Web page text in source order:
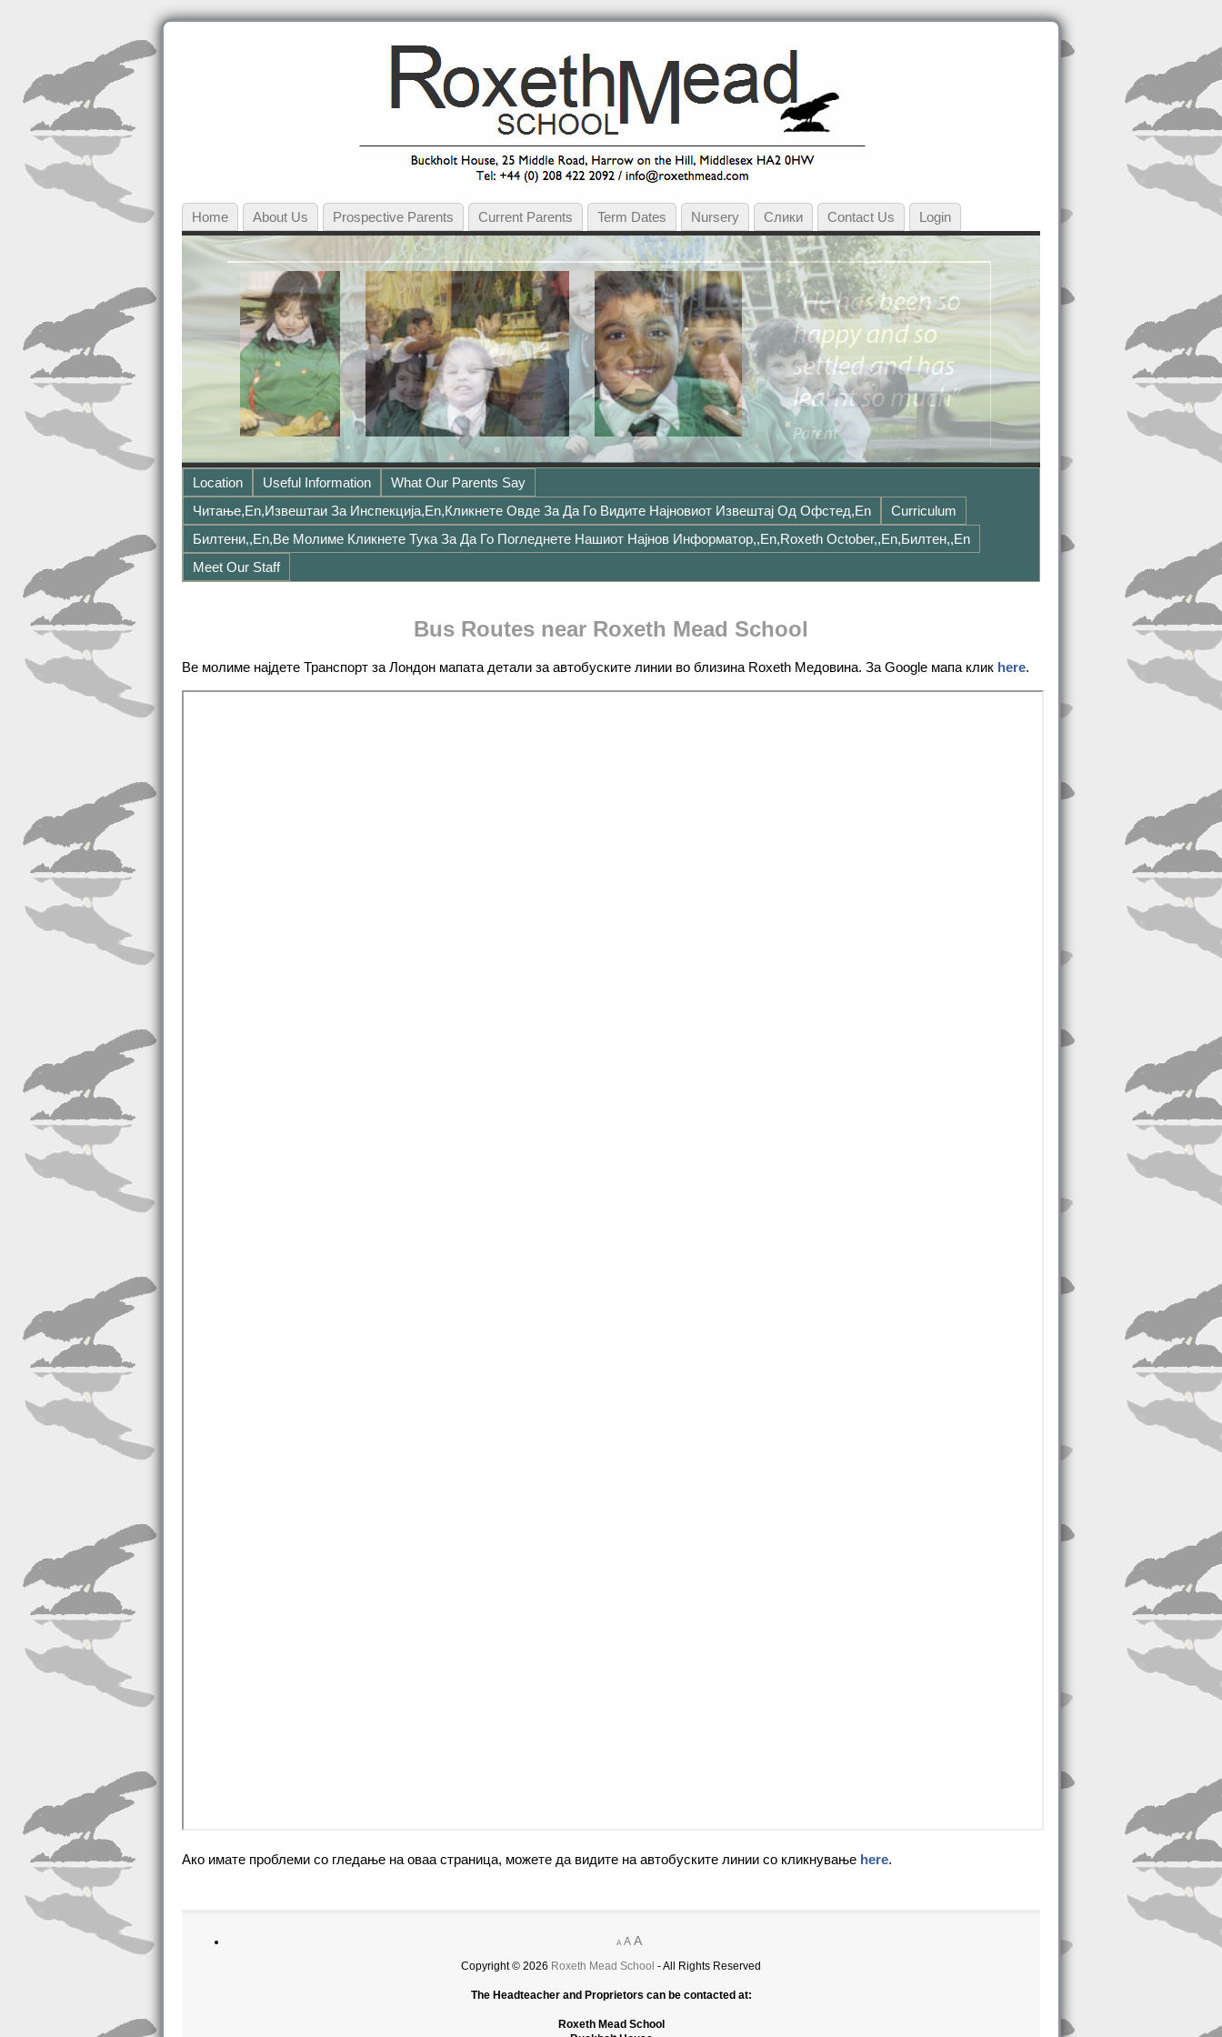
Home About Us Prospective Parents Current Parents Term Dates Nursery Слики Contact Us Login
Location Useful Information
What Our Parents Say
Читање,en,Извештаи За Инспекција,en,Кликнете Овде За Да Го Видите Најновиот Извештај Од Офстед,en
Curriculum
Билтени,,en,Ве Молиме Кликнете Тука За Да Го Погледнете Нашиот Најнов Информатор,,en,Roxeth October,,en,Билтен,,en
Meet Our Staff
Bus Routes near Roxeth Mead School
Ве молиме најдете Транспорт за Лондон мапата детали за автобуските линии во близина Roxeth Медовина. За Google мапа клик here.
Ако имате проблеми со гледање на оваа страница, можете да видите на автобуските линии со кликнување here.
A A A
Copyright © 2026 Roxeth Mead School - All Rights Reserved
The Headteacher and Proprietors can be contacted at:
Roxeth Mead School